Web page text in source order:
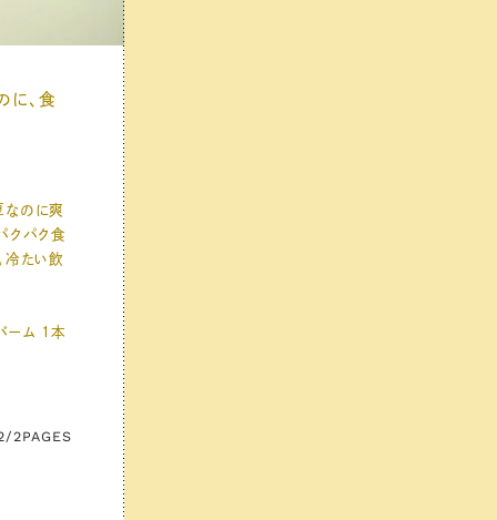
に、食
なのに爽
クパク食
冷たい飲
ーム 1本
2PAGES